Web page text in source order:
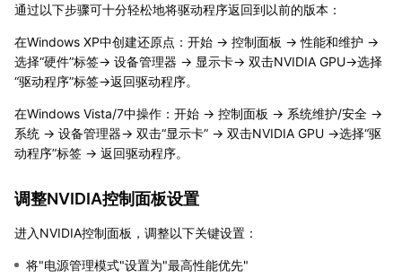
通过以下步骤可十分轻松地将驱动程序返回到以前的版本：
在Windows XP中创建还原点：开始 → 控制面板 → 性能和维护 →
选择“硬件”标签→ 设备管理器 → 显示卡→ 双击NVIDIA GPU→选择
“驱动程序”标签→返回驱动程序。
在Windows Vista/7中操作：开始 → 控制面板 → 系统维护/安全 →
系统 → 设备管理器→ 双击“显示卡” → 双击NVIDIA GPU →选择“驱
动程序”标签 → 返回驱动程序。
调整NVIDIA控制面板设置
进入NVIDIA控制面板，调整以下关键设置：
将"电源管理模式"设置为"最高性能优先"